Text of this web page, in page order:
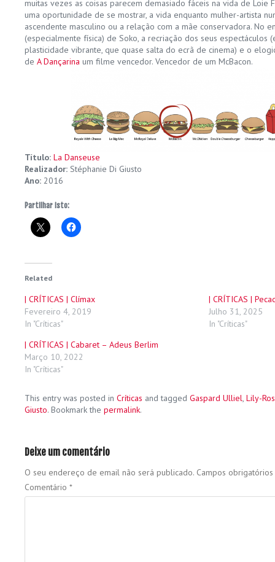
muitas vezes as coisas parecem demasiado fáceis na vida de Loie
uma oportunidade de se mostrar, a vida enquanto mulher-artista
ascendente masculino ou a relação com a mãe conservadora. No
(especialmente física) de Soko, a recriação dos seus espectáculos
plasticidade vibrante, que quase salta do ecrã de cinema) e o
de A Dançarina um filme vencedor. Vencedor de um McBacon.
Título: La Danseuse
Realizador: Stéphanie Di Giusto
Ano: 2016
Partilhar isto:
Related
| CRÍTICAS | Clímax
Fevereiro 4, 2019
In "Críticas"
| CRÍTICAS |
Julho 31, 2025
In "Críticas"
| CRÍTICAS | Cabaret – Adeus Berlim
Março 10, 2022
In "Críticas"
This entry was posted in Críticas and tagged Gaspard Ulliel, Lily-
Giusto. Bookmark the permalink.
Deixe um comentário
O seu endereço de email não será publicado. Campos
Comentário *